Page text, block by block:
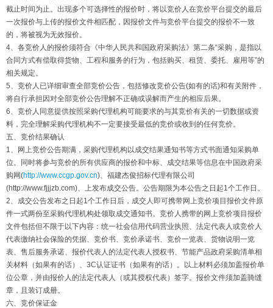
截止时间为止。出现多个可选择性的报价时，将以竞价人在竞价平台提交的最后
一次报价与上传的报价文件相匹配，因报价文件与竞价平台提交的报价不一致
的，将被视为无效报价。
4、各竞价人的报价须符合《中华人民共和国政府采购法》第二条“采购，是指以
合同方式有偿取得货物、工程和服务的行为，包括购买、租赁、委托、雇用等”的
相关规定。
5、竞价人已详细审查全部竞价公告，包括修改竞价公告(如有的话)和有关附件，
将自行承担因对全部竞价公告理解不正确或误解而产生的相应后果。
6、竞价人同意提供按照采购代理机构可能要求的与其竞价有关的一切数据或资
料，完全理解采购代理机构不一定要接受最低的竞价或收到的任何竞价。
五、竞价结果确认
1、网上竞价公告期满，采购代理机构以成交结果通知书等方式书面通知采购单
位。同时将参与竞价的所有供应商的报价和中标、成交结果等信息在中国政府采
购网(http://www.ccgp.gov.cn)、福建杰俊招标代理有限公司
(http://www.fjjjzb.com)、上发布成交公告。公告期限为本公告之日起1个工作日。
2、成交公告发布之日起1个工作日后，成交人即可携带网上竞价项目报价文件原
件一式两份至采购代理机构处领取成交通知书。竞价人携带的网上竞价项目报价
文件包括但不限于以下内容：统一社会信用代码营业执照、法定代表人或竞价人
代表缴纳社会保险的凭据、竞价书、竞价承诺书、竞价一览表、货物说明一览
表、售后服务承诺、报价代表人的法定代表人授权书、节能产品政府采购清单相
关材料（如果有的话）、3C认证证书（如果有的话）。以上材料必须加盖报价单
位公章，并由报价人的法定代表人（或其授权代表）签字。报价文件须加盖骑缝
章，且装订成册。
六、竞价保证金